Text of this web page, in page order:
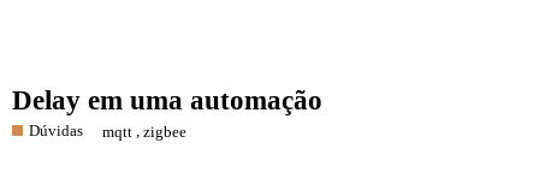
Delay em uma automação
Dúvidas mqtt ,zigbee